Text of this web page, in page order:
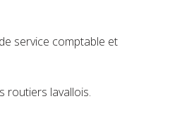
service comptable et
routiers lavallois.